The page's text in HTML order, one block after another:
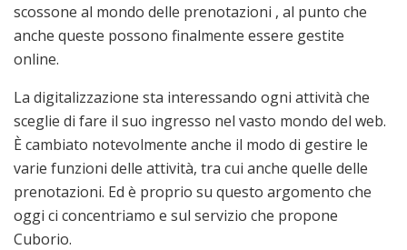
scossone al mondo delle prenotazioni , al punto che
anche queste possono finalmente essere gestite
online.
La digitalizzazione sta interessando ogni attività che
sceglie di fare il suo ingresso nel vasto mondo del web.
È cambiato notevolmente anche il modo di gestire le
varie funzioni delle attività, tra cui anche quelle delle
prenotazioni. Ed è proprio su questo argomento che
oggi ci concentriamo e sul servizio che propone
Cuborio.